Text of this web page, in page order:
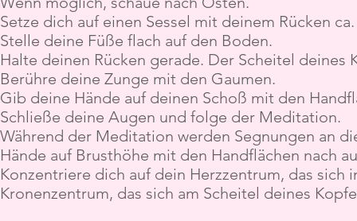
Setze dich auf einen Sessel mit deinem Rücken
Stelle deine Füße flach auf den Boden.
Halte deinen Rücken gerade. Der Scheitel
Berühre deine Zunge mit den Gaumen.
Gib deine Hände auf deinen Schoß mit den
Schließe deine Augen und folge der Meditation.
Während der Meditation werden Segnungen an
Hände auf Brusthöhe mit den Handflächen nach
Konzentriere dich auf dein Herzzentrum, das
Kronenzentrum, das sich am Scheitel deines